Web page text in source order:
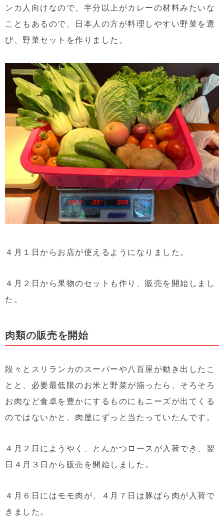
ンカ人向けなので、半分以上がカレーの材料みたいな
こともあるので、日本人の方が料理しやすい野菜を選
び、野菜セットを作りました。
４月１日からお店が使えるようになりました。
４月２日から果物のセットも作り、販売を開始しまし
た。
肉類の販売を開始
段々とスリランカのスーパーや八百屋が動き出したこ
とと、必要最低限のお米と野菜が揃ったら、そろそろ
お肉など食卓を豊かにするものにもニーズが出てくる
のではないかと、肉屋にずっと当たっていたんです。
４月２日にようやく、とんかつロースが入荷でき、翌
日４月３日から販売を開始しました。
４月６日にはモモ肉が、４月７日は豚ばら肉が入荷で
きました。